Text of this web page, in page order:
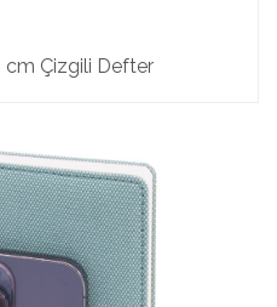
cm Çizgili Defter